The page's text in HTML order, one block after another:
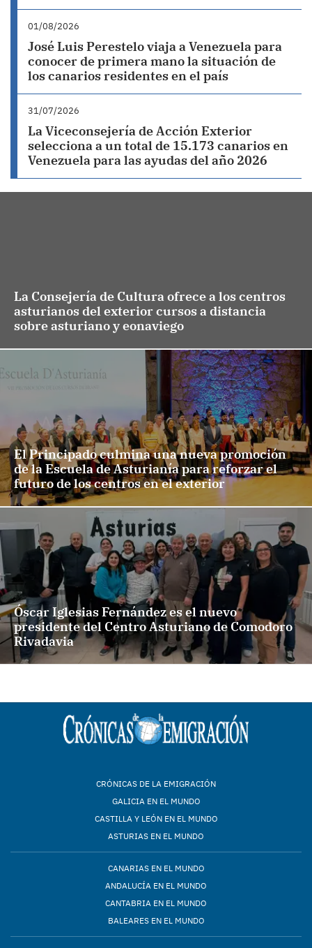
01/08/2026
José Luis Perestelo viaja a Venezuela para
conocer de primera mano la situación de
los canarios residentes en el país
31/07/2026
La Viceconsejería de Acción Exterior
selecciona a un total de 15.173 canarios en
Venezuela para las ayudas del año 2026
La Consejería de Cultura ofrece a los centros
asturianos del exterior cursos a distancia
sobre asturiano y eonaviego
El Principado culmina una nueva promoción
de la Escuela de Asturianía para reforzar el
futuro de los centros en el exterior
Óscar Iglesias Fernández es el nuevo
presidente del Centro Asturiano de Comodoro
Rivadavia
CRÓNICAS DE LA EMIGRACIÓN
GALICIA EN EL MUNDO
CASTILLA Y LEÓN EN EL MUNDO
ASTURIAS EN EL MUNDO
CANARIAS EN EL MUNDO
ANDALUCÍA EN EL MUNDO
CANTABRIA EN EL MUNDO
BALEARES EN EL MUNDO